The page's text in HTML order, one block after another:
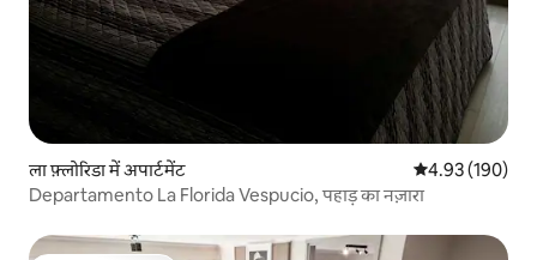
ला फ़्लोरिडा में अपार्टमेंट औसत रेटिंग 5 में से
4.93 (190)
Departamento La Florida Vespucio, पहाड़ का नज़ारा